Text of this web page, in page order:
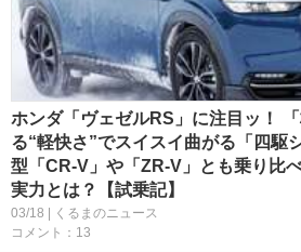
ホンダ「ヴェゼルRS」に注目ッ！
る“軽快さ”でスイスイ曲がる「四駆
型「CR-V」や「ZR-V」とも乗り比
実力とは？【試乗記】
03/18 | くるまのニュース
コメント：13